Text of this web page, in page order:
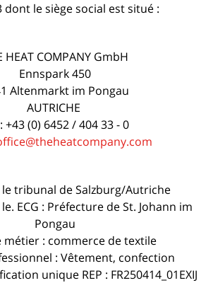
dont le siège social est situé :
HEAT COMPANY GmbH
Ennspark 450
Altenmarkt im Pongau
AUTRICHE
+43 (0) 6452 / 404 33 - 0
le tribunal de Salzburg/Autriche
ECG : Préfecture de St. Johann im
Pongau
métier : commerce de textile
: Vêtement, confection
unique REP : FR250414_01EXIJ